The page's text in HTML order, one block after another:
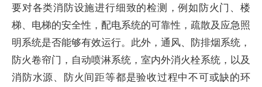
要对各类消防设施进行细致的检测，例如防火门、楼
梯、电梯的安全性，配电系统的可靠性，疏散及应急照
明系统是否能够有效运行。此外，通风、防排烟系统，
防火卷帘门，自动喷淋系统，室内外消火栓系统，以及
消防水源、防火间距等都是验收过程中不可或缺的环